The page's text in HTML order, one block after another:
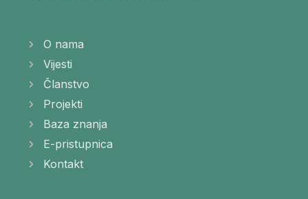
O nama
Vijesti
Članstvo
Projekti
Baza znanja
E-pristupnica
Kontakt